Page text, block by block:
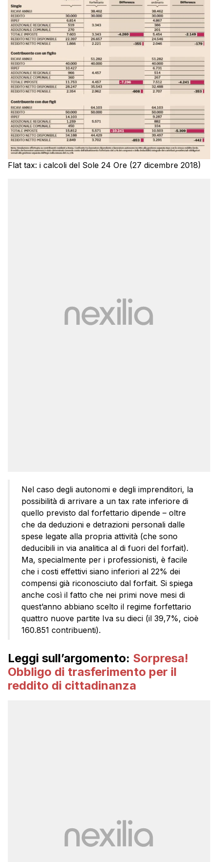
Flat tax: i calcoli del Sole 24 Ore (27 dicembre 2018)
Nel caso degli autonomi e degli imprenditori, la
possibilità di arrivare a un tax rate inferiore di
quello previsto dal forfettario dipende – oltre
che da deduzioni e detrazioni personali dalle
spese legate alla propria attività (che sono
deducibili in via analitica al di fuori del forfait).
Ma, specialmente per i professionisti, è facile
che i costi effettivi siano inferiori al 22% dei
compensi già riconosciuto dal forfait. Si spiega
anche così il fatto che nei primi nove mesi di
quest’anno abbiano scelto il regime forfettario
quattro nuove partite Iva su dieci (il 39,7%, cioè
160.851 contribuenti).
Leggi sull’argomento: Sorpresa!
Obbligo di trasferimento per il
reddito di cittadinanza